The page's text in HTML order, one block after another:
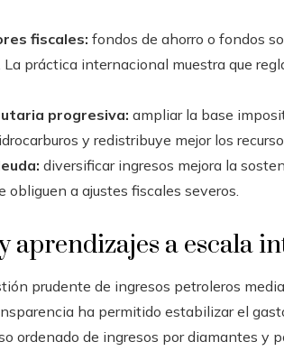
fiscales: fondos de ahorro o fondos
práctica internacional muestra que
progresiva: ampliar la base
y redistribuye mejor los
diversificar ingresos mejora la
obliguen a ajustes fiscales severos.
aprendizajes a escala
prudente de ingresos petroleros
ha permitido estabilizar el
ordenado de ingresos por diamantes y